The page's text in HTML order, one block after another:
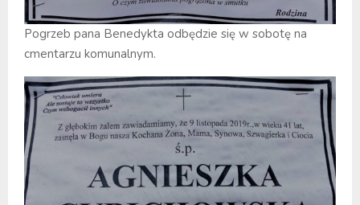
Pogrzeb pana Benedykta odbędzie się w sobotę na
cmentarzu komunalnym.